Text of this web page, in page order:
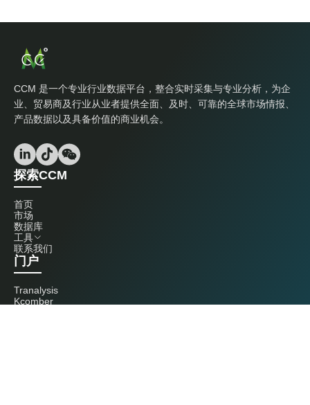
CCM 是一个专业行业数据平台，整合实时采集与专业分析，为企
业、贸易商及行业从业者提供全面、及时、可靠的全球市场情报、
产品数据以及具备价值的商业机会。
探索CCM
首页
市场
数据库
工具
联系我们
门户
Tranalysis
Kcomber